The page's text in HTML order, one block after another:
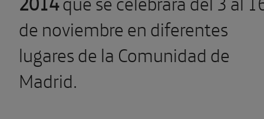
de noviembre en diferentes
lugares de la Comunidad de
Madrid.